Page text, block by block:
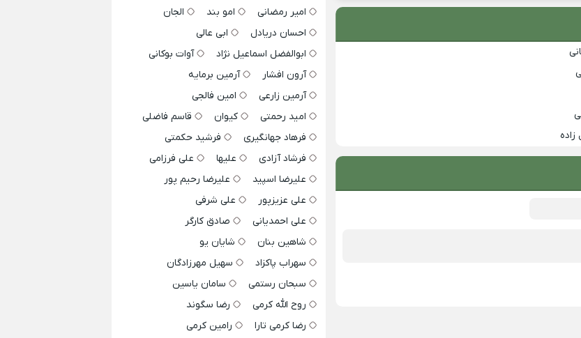
زاده
امیر رمضانی
امو بند
الجان
احسان دریادل
ابی عالی
ابوالفضل اسماعیل نژاد
آوات بوکانی
آرون افشار
آرمین برمایه
آرمین زارعی
امین فالجی
امید رحمتی
کیوان
قاسم فاضلی
فرهاد جهانگیری
فرشید حکمتی
فرشاد آزادی
علیها
علی فرزامی
علیرضا اسپید
علیرضا رحیم پور
علی عزیزپور
علی شرفی
علی احمدیانی
صادق کارگر
شاهین بنان
شایان یو
سهراب پاکزاد
سهیل مهرزادگان
سبحان رستمی
سامان یاسین
روح الله کرمی
رضا سگوند
رضا کرمی تارا
رامین کرمی